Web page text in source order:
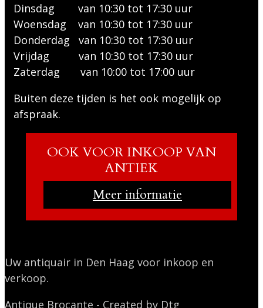
Dinsdag van 10:30 tot 17:30 uur
Woensdag van 10:30 tot 17:30 uur
Donderdag van 10:30 tot 17:30 uur
Vrijdag van 10:30 tot 17:30 uur
Zaterdag van 10:00 tot 17:00 uur
Buiten deze tijden is het ook mogelijk op
afspraak.
OOK VOOR INKOOP VAN
ANTIEK
Meer informatie
Uw antiquair in Den Haag voor inkoop en
verkoop.
Antique Brocante - Created by Dtg